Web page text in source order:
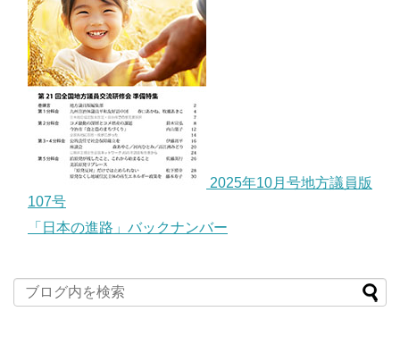
2025年10月号地方議員版
107号
「日本の進路」バックナンバー